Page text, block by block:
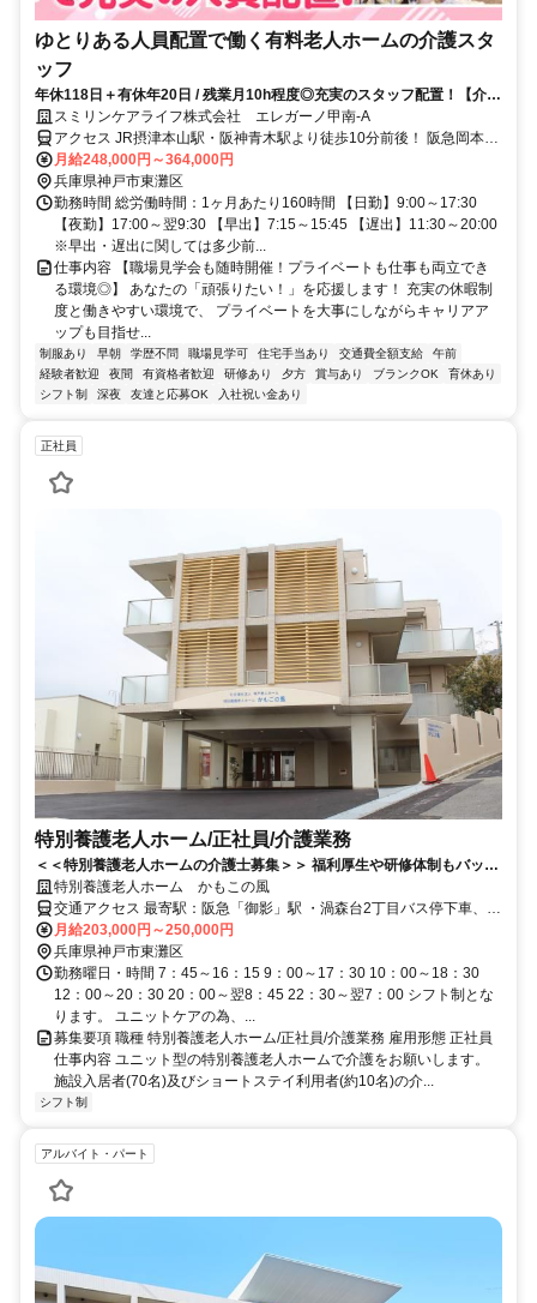
ゆとりある人員配置で働く有料老人ホームの介護スタ
ッフ
年休118日＋有休年20日 / 残業月10h程度◎充実のスタッフ配置！【介護
福祉士資格必須】住友林業Gで安定♪
スミリンケアライフ株式会社 エレガーノ甲南-A
アクセス JR摂津本山駅・阪神青木駅より徒歩10分前後！ 阪急岡本
駅、阪神御影駅、JR芦屋駅からも通いやすい◎
月給248,000円～364,000円
兵庫県神戸市東灘区
勤務時間 総労働時間：1ヶ月あたり160時間 【日勤】9:00～17:30
【夜勤】17:00～翌9:30 【早出】7:15～15:45 【遅出】11:30～20:00
※早出・遅出に関しては多少前...
仕事内容 【職場見学会も随時開催！プライベートも仕事も両立でき
る環境◎】 あなたの「頑張りたい！」を応援します！ 充実の休暇制
度と働きやすい環境で、 プライベートを大事にしながらキャリアア
ップも目指せ...
制服あり 早朝 学歴不問 職場見学可 住宅手当あり 交通費全額支給
午前
経験者歓迎
夜間 有資格者歓迎 研修あり 夕方 賞与あり ブランクOK
育休あり
シフト制
深夜 友達と応募OK 入社祝い金あり
正社員
特別養護老人ホーム/正社員/介護業務
＜＜特別養護老人ホームの介護士募集＞＞ 福利厚生や研修体制もバッチ
リ◎年間120日休日あり
特別養護老人ホーム かもこの風
交通アクセス 最寄駅：阪急「御影」駅 ・渦森台2丁目バス停下車、徒
月給203,000円～250,000円
兵庫県神戸市東灘区
勤務曜日・時間 7：45～16：15 9：00～17：30 10：00～18：30
12：00～20：30 20：00～翌8：45 22：30～翌7：00 シフト制とな
ります。 ユニットケアの為、...
募集要項 職種 特別養護老人ホーム/正社員/介護業務 雇用形態 正社員
仕事内容 ユニット型の特別養護老人ホームで介護をお願いします。
施設入居者(70名)及びショートステイ利用者(約10名)の介...
シフト制
アルバイト・パート